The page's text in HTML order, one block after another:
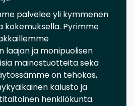
palvelee yli kymmenen
kokemuksella. Pyrimme
laajan ja monipuolisen
mainostuotteita sekä
on tehokas,
kalusto ja
henkilökunta.